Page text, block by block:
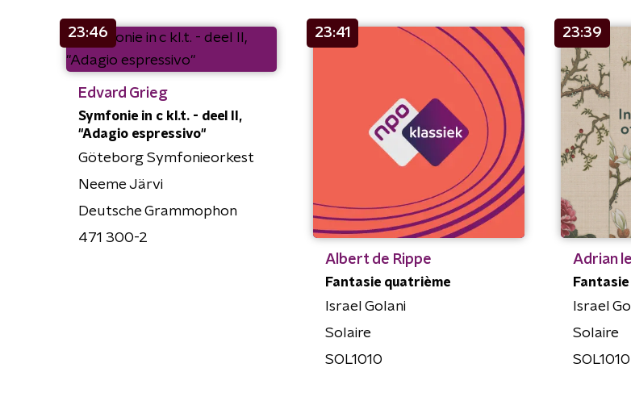
23:46
Edvard Grieg
Symfonie in c kl.t. - deel II,
"Adagio espressivo"
Göteborg Symfonieorkest
Neeme Järvi
Deutsche Grammophon
471 300-2
23:41
Albert de Rippe
Fantasie quatrième
Israel Golani
Solaire
SOL1010
23:39
Adrian
Israel
Solaire
SOL1010